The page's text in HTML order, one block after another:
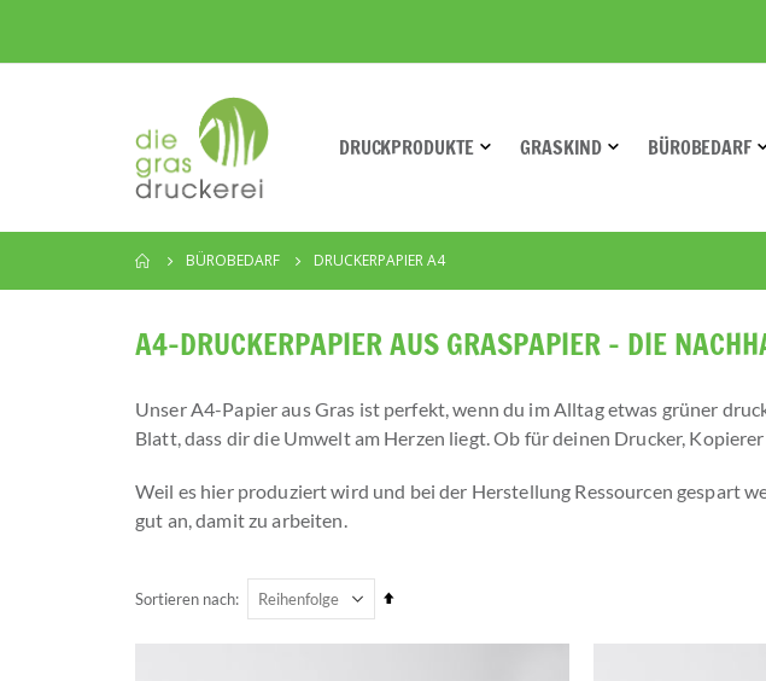
DRUCKPRODUKTE GRASKIND BÜROBEDARF
BÜROBEDARF DRUCKERPAPIER A4
A4-DRUCKERPAPIER AUS GRASPAPIER - DIE
Unser A4-Papier aus Gras ist perfekt, wenn du im Alltag etwas grüner
Blatt, dass dir die Umwelt am Herzen liegt. Ob für deinen Drucker,
Weil es hier produziert wird und bei der Herstellung Ressourcen gespart
gut an, damit zu arbeiten.
Sortieren nach
Absteigend